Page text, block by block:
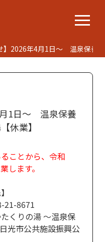
】2026年4月1日～ 温泉保養
月1日～ 温泉保養
休業】
ことから、令和
します。
21-8671
くりの湯 ～温泉保
光市公共施設振興公